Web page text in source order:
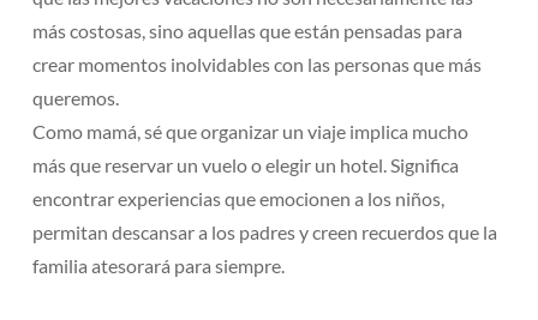
más costosas, sino aquellas que están pensadas para
crear momentos inolvidables con las personas que más
queremos.
Como mamá, sé que organizar un viaje implica mucho
más que reservar un vuelo o elegir un hotel. Significa
encontrar experiencias que emocionen a los niños,
permitan descansar a los padres y creen recuerdos que la
familia atesorará para siempre.